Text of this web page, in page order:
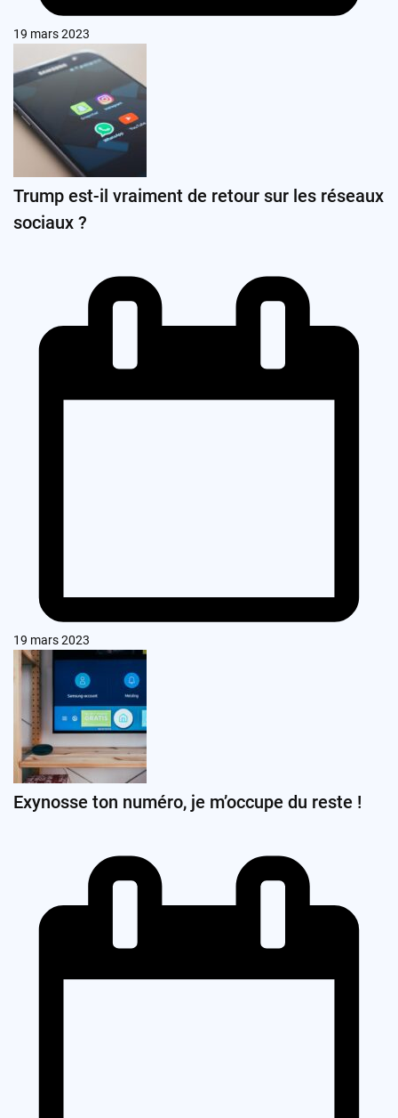
19 mars 2023
Trump est-il vraiment de retour sur les réseaux
sociaux ?
19 mars 2023
Exynosse ton numéro, je m’occupe du reste !